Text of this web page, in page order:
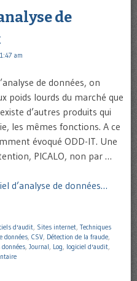
de
am
de données, on
poids lourds du marché que
d’autres produits qui
les mêmes fonctions. A ce
évoqué ODD-IT. Une
PICALO, non par …
d’analyse de données…
d'audit, Sites internet, Techniques
données, CSV, Détection de la fraude,
, Journal, Log, logiciel d'audit,